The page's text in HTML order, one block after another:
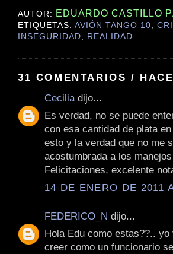
AUTOR: EDUARDO CASTILLO
ETIQUETAS:AVIÓN TANGO 10,
INSEGURIDAD, REALIDAD
31 COMENTARIOS /
Cecilia dijo...
Es verdad, no se puede
con esa cantidad de plata
esto y la verdad que no me
acostumbrada a los
Felicitaciones, excelente
14 DE ENERO DE 2011
FEDERICO_N dijo...
Hola Edu como estas??..
creer como un funcionario